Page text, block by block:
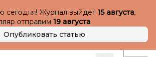
сегодня! Журнал выйдет 15 августа,
отправим 19 августа
Опубликовать статью